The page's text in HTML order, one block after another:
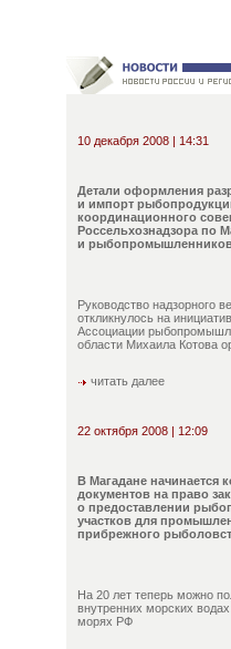
10 декабря 2008 | 14:31
Детали оформления
и импорт
координационного
Россельхознадзора по
и рыбопромышленников
Руководство надзорного
откликнулось на
Ассоциации
области Михаила Котова
читать далее
22 октября 2008 | 12:09
В Магадане начинается
документов на право
о предоставлении
участков для
прибрежного
На 20 лет теперь можно
внутренних морских
морях РФ